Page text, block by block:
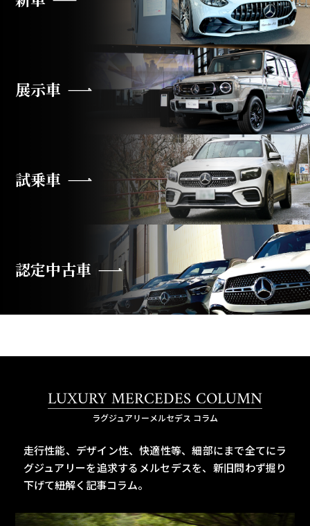
展示車
試乗車
認定中古車
LUXURY MERCEDES COLUMN
ラグジュアリーメルセデス コラム
走行性能、デザイン性、快適性等、細部にまで全てにラ
グジュアリーを追求するメルセデスを、 新旧問わず掘り
下げて紐解く記事コラム。